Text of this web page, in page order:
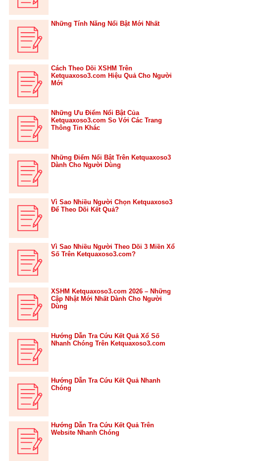
Những Tính Năng Nổi Bật Mới Nhất
Cách Theo Dõi XSHM Trên
Ketquaxoso3.com Hiệu Quả Cho Người
Mới
Những Ưu Điểm Nổi Bật Của
Ketquaxoso3.com So Với Các Trang
Thông Tin Khác
Những Điểm Nổi Bật Trên Ketquaxoso3
Dành Cho Người Dùng
Vì Sao Nhiều Người Chọn Ketquaxoso3
Để Theo Dõi Kết Quả?
Vì Sao Nhiều Người Theo Dõi 3 Miền Xổ
Số Trên Ketquaxoso3.com?
XSHM Ketquaxoso3.com 2026 – Những
Cập Nhật Mới Nhất Dành Cho Người
Dùng
Hướng Dẫn Tra Cứu Kết Quả Xổ Số
Nhanh Chóng Trên Ketquaxoso3.com
Hướng Dẫn Tra Cứu Kết Quả Nhanh
Chóng
Hướng Dẫn Tra Cứu Kết Quả Trên
Website Nhanh Chóng